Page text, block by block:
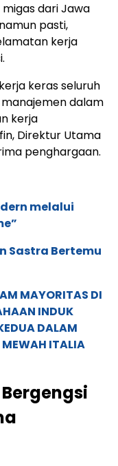
dari Jawa
pasti,
kerja
keras seluruh
dalam
kerja
Direktur Utama
penghargaan.
melalui
Sastra Bertemu
MAYORITAS DI
INDUK
DALAM
MEWAH ITALIA